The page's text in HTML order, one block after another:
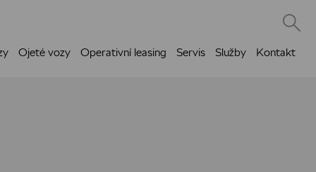
Ojeté vozy Operativní leasing Servis Služby Kontakt